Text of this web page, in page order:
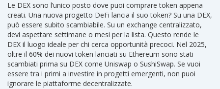
Le DEX sono l’unico posto dove puoi comprare token appena
creati. Una nuova progetto DeFi lancia il suo token? Su una DEX,
può essere subito scambiabile. Su un exchange centralizzato,
devi aspettare settimane o mesi per la lista. Questo rende le
DEX il luogo ideale per chi cerca opportunità precoci. Nel 2025,
oltre il 60% dei nuovi token lanciati su Ethereum sono stati
scambiati prima su DEX come Uniswap o SushiSwap. Se vuoi
essere tra i primi a investire in progetti emergenti, non puoi
ignorare le piattaforme decentralizzate.